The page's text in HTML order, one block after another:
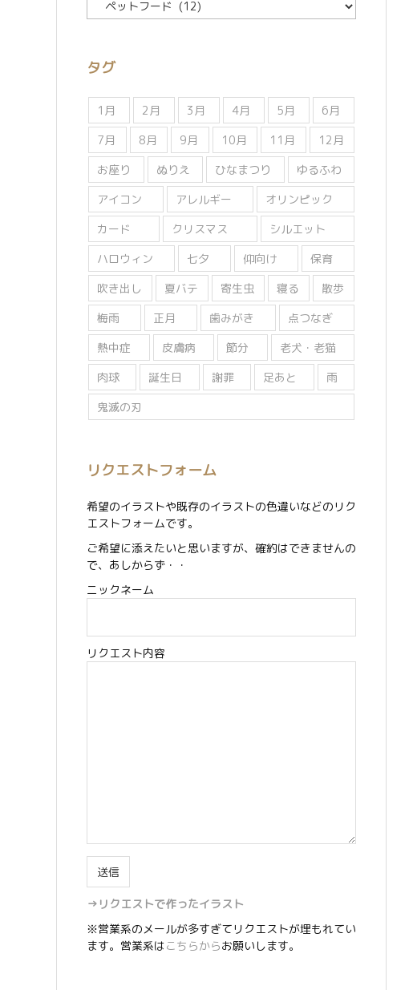
テ
ー
タグ
1月 2月 3月 4月 5月
6月
7月
8月 9月 10月 11月
12月
お座り
ぬりえ ひなまつり
ゆるふわ
アイコン
アレルギー
オリンピック
カード
クリスマス
シルエット
ハロウィン
七夕 仰向け
保育
吹き出し
夏バテ 寄生虫 寝る
散歩
梅雨
正月 歯みがき
点つなぎ
熱中症
皮膚病 節分
老犬・老猫
肉球
誕生日 謝罪 足あと
雨
鬼滅の刃
リクエストフォーム
希望のイラストや既存のイラストの色違いなどのリク
エストフォームです。
ご希望に添えたいと思いますが、確約はできませんの
で、あしからず・・
ニックネーム
リクエスト内容
→リクエストで作ったイラスト
※営業系のメールが多すぎてリクエストが埋もれてい
ます。営業系はこちらからお願いします。